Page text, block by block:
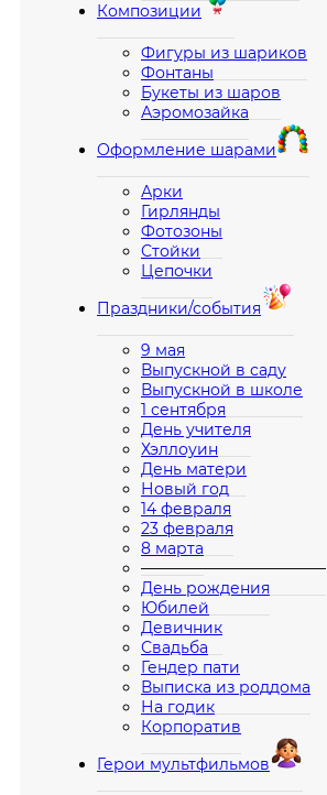
Композиции
Фигуры из шариков
Фонтаны
Букеты из шаров
Аэромозайка
Оформление шарами
Арки
Гирлянды
Фотозоны
Стойки
Цепочки
Праздники/события
9 мая
Выпускной в саду
Выпускной в школе
1 сентября
День учителя
Хэллоуин
День матери
Новый год
14 февраля
23 февраля
8 марта
————————————
День рождения
Юбилей
Девичник
Свадьба
Гендер пати
Выписка из роддома
На годик
Корпоратив
Герои мультфильмов